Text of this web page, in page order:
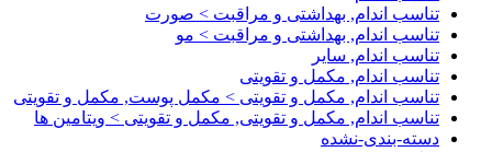
تناسب اندام, بهداشتی و مراقبت > صورت
تناسب اندام, بهداشتی و مراقبت > مو
تناسب اندام, سایر
تناسب اندام, مکمل و تقویتی
تناسب اندام, مکمل و تقویتی > مکمل پوست, مکمل و تقویتی
تناسب اندام, مکمل و تقویتی, مکمل و تقویتی > ویتامین ها
دسته-بندی-نشده